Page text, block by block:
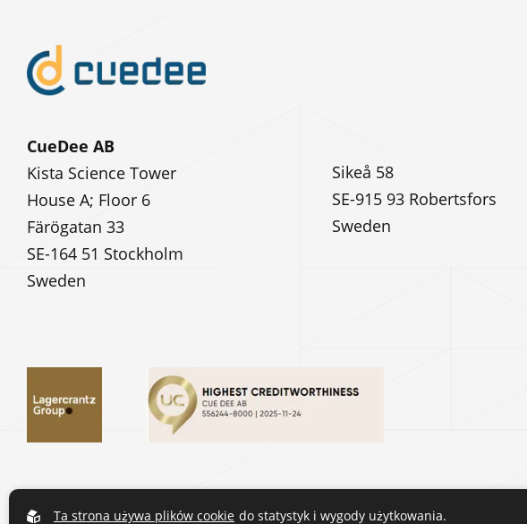
CueDee AB
Kista Science Tower
House A; Floor 6
Färögatan 33
SE-164 51 Stockholm
Sweden
Sikeå 58
SE-915 93 Robertsfors
Sweden
Ta strona używa plików cookie do statystyk i wygody użytkowania.